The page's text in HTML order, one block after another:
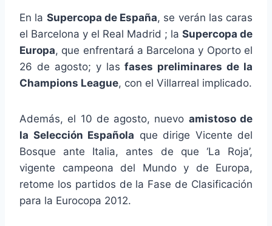
En la Supercopa de España, se verán las caras
el Barcelona y el Real Madrid ; la Supercopa de
Europa, que enfrentará a Barcelona y Oporto el
26 de agosto; y lasfases preliminares de la
Champions League, con el Villarreal implicado.
Además, el 10 de agosto, nuevo amistoso de
la Selección Española que dirige Vicente del
Bosque ante Italia, antes de que ‘La Roja’,
vigente campeona del Mundo y de Europa,
retome los partidos de la Fase de Clasificación
para la Eurocopa 2012.